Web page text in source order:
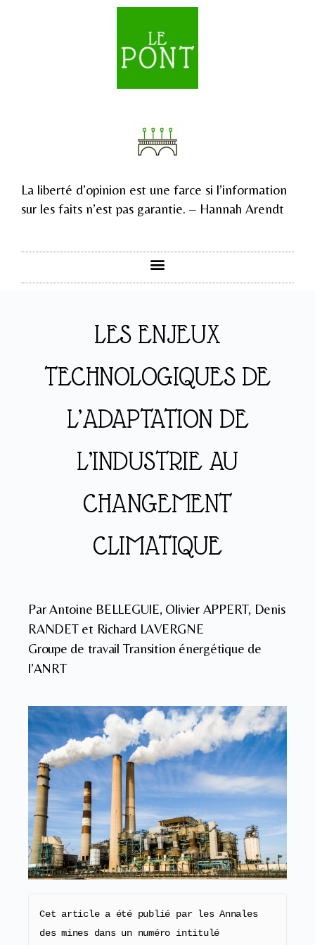
La liberté d’opinion est une farce si l’information
sur les faits n’est pas garantie. – Hannah Arendt
LES ENJEUX
TECHNOLOGIQUES DE
L’ADAPTATION DE
L’INDUSTRIE AU
CHANGEMENT
CLIMATIQUE
Par Antoine BELLEGUIE, Olivier APPERT, Denis
RANDET et Richard LAVERGNE
Groupe de travail Transition énergétique de
l’ANRT
Cet article a été publié par les Annales
des mines dans un numéro intitulé